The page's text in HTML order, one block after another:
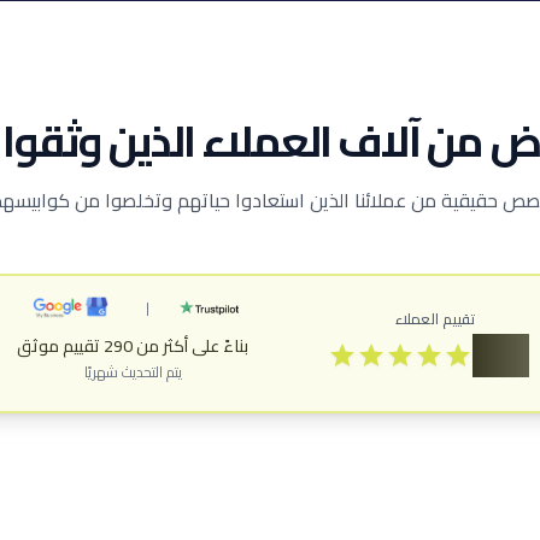
من آلاف العملاء الذين وثقوا
حقيقية من عملائنا الذين استعادوا حياتهم وتخلصوا من
تقييم العملاء |
بناءً على أكثر من 290 تقييم موثق
يتم التحديث شهريًا